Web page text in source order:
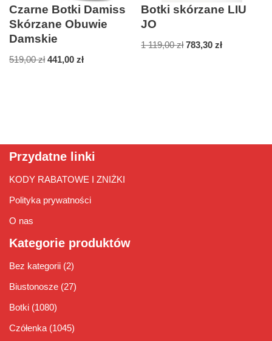
Czarne Botki Damiss
Skórzane Obuwie
Damskie
519,00zł 441,00 zł
Botki skórzane LIU
JO
1 119,00zł 783,30zł
Przydatne linki
KODY RABATOWE I ZNIŻKI
Polityka prywatności
O nas
Kategorie produktów
Bez kategorii (2)
Biustonosze (27)
Botki (1080)
Czółenka (1045)